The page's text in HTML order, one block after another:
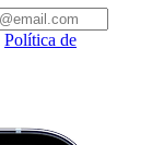
Política de